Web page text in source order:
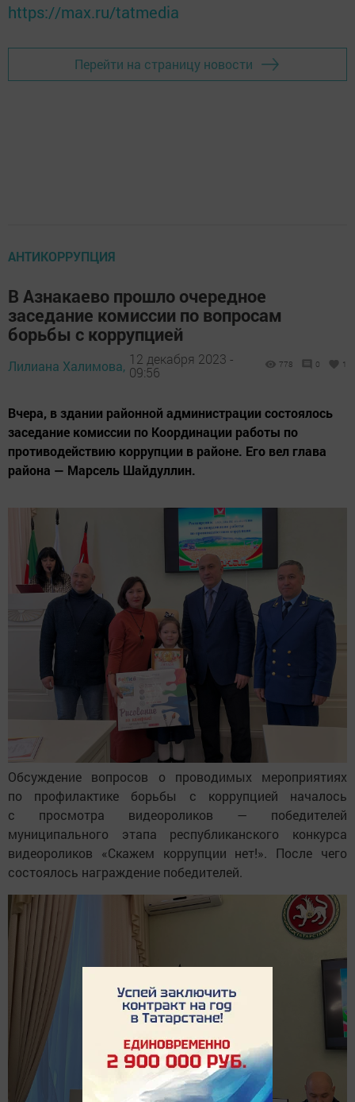
https://max.ru/tatmedia
Перейти на страницу новости
АНТИКОРРУПЦИЯ
В Азнакаево прошло очередное
заседание комиссии по вопросам
борьбы с коррупцией
Лилиана Халимова, 12 декабря 2023 -
09:56
778 0 1
Вчера, в здании районной администрации состоялось
заседание комиссии по Координации работы по
противодействию коррупции в районе. Его вел глава
района — Марсель Шайдуллин.
Обсуждение вопросов о проводимых мероприятиях
по профилактике борьбы с коррупцией началось
с просмотра видеороликов — победителей
муниципального этапа республиканского конкурса
видеороликов «Скажем коррупции нет!». После чего
состоялось награждение победителей.